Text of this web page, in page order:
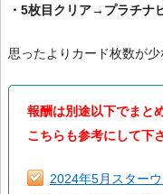
・5枚目クリア→プラチナ
思ったよりカード枚数が
報酬は別途以下でまと
こちらも参考にして下
2024年5月スター